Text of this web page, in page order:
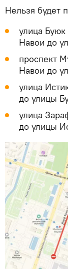
Нельзя будет
улица
Навои до
проспект
Навои до
улица
до улицы
улица
до улицы